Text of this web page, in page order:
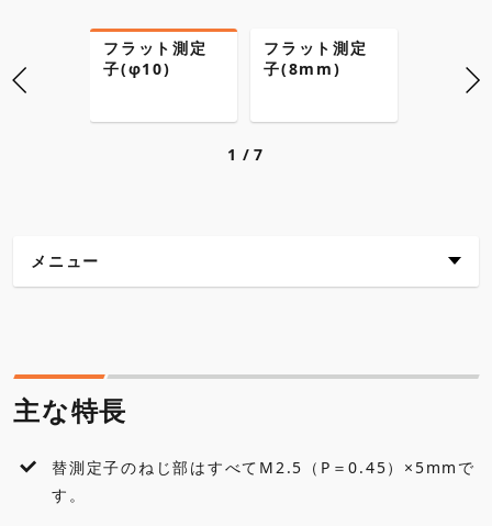
フラット測定
子(φ10)
フラット測定
子(8mm)
子(φ15)
1 7
メニュー
仕様
外観寸法図
各種ダウンロード
主な特長
替測定子のねじ部はすべてM2.5（P＝0.45）×5mmで